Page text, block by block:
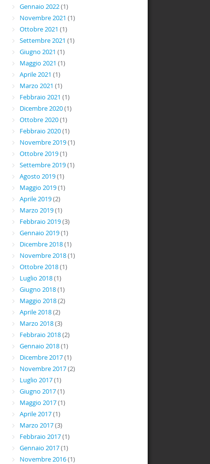
Gennaio 2022(1)
Novembre 2021 (1)
Ottobre 2021 (1)
Settembre 2021 (1)
Giugno 2021 (1)
Maggio 2021 (1)
Aprile 2021 (1)
Marzo 2021 (1)
Febbraio 2021 (1)
Dicembre 2020(1)
Ottobre 2020(1)
Febbraio 2020(1)
Novembre 2019(1)
Ottobre 2019(1)
Settembre 2019(1)
Agosto 2019(1)
Maggio 2019(1)
Aprile 2019(2)
Marzo 2019(1)
Febbraio 2019(3)
Gennaio 2019(1)
Dicembre 2018(1)
Novembre 2018(1)
Ottobre 2018(1)
Luglio 2018(1)
Giugno 2018(1)
Maggio 2018(2)
Aprile 2018(2)
Marzo 2018(3)
Febbraio 2018(2)
Gennaio 2018(1)
Dicembre 2017(1)
Novembre 2017(2)
Luglio 2017(1)
Giugno 2017(1)
Maggio 2017(1)
Aprile 2017(1)
Marzo 2017(3)
Febbraio 2017(1)
Gennaio 2017(1)
Novembre 2016(1)